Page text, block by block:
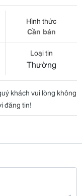
Hình thức
Cần bán
Loại tin
Thường
khách vui lòng không
đăng tin!